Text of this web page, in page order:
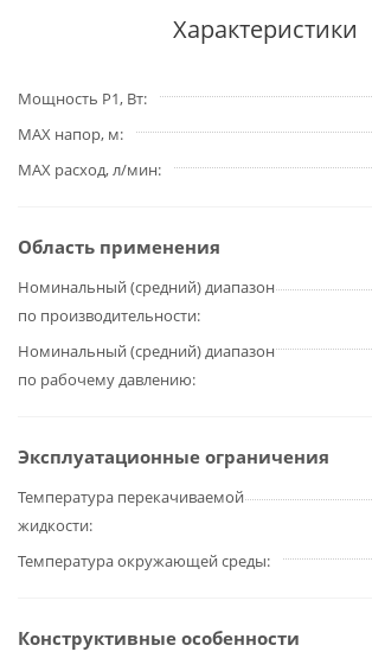
Характеристики
Мощность P1, Вт
MAX напор, м
MAX расход, л/мин
Область применения
Номинальный (средний) диапазон
по производительности
Номинальный (средний) диапазон
по рабочему давлению
Эксплуатационные ограничения
Температура перекачиваемой
жидкости
Температура окружающей среды
Конструктивные особенности